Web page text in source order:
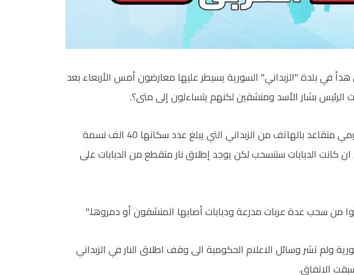
في بلدة "الزبداني" السورية يسيطر عليها معارضون أمس الأربعاء بعد
بشار الأسد ومنشقين لكنهم يتساءلون إلى متى؟.
وقال أبو أسعد الخير وهو موظف حكومي متقاعد بالهاتف من الزبداني التي يبلغ عدد سكانها 40 الف نسمة
ان كانت الدبابات ستنسحب لكن يوجد إطلاق نار متقطع من الدبابات على
من سحب عدة عربات مدرعة ودبابات أصابها المنشقون أو دمروها."
ولم تشر وسائل الاعلام الحكومية الى وقف اطلاق النار في الزبداني
الاتفاق.